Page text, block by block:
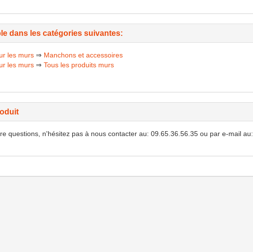
dans les catégories suivantes:
les murs ⇒ Manchons et accessoires
les murs ⇒ Tous les produits murs
questions, n'hésitez pas à nous contacter au: 09.65.36.56.35 ou par e-mail au: